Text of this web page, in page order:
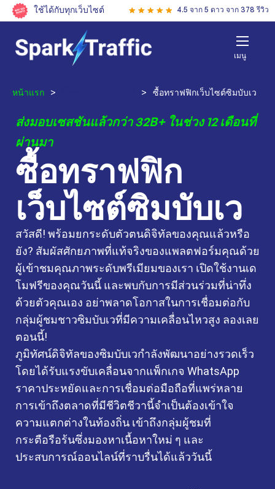
ใช้ได้กับทุกเว็บไซต์ 4.5 จาก 5 ดาว จาก 378 รีวิว
เมนู
หน้าแรก > > ซื้อทราฟฟิกเว็บไซต์ซิมบับเว
ส่งมอบเซสชันแล้วกว่า 32B+ ในช่วง 12 เดือนที่
ผ่านมา
ซื้อทราฟฟิก
เว็บไซต์ซิมบับเว
สวัสดี! พร้อมยกระดับตัวตนดิจิทัลของคุณแล้วหรือ
ยัง? สัมผัสศักยภาพที่แท้จริงของแพลตฟอร์มคุณด้วย
ผู้เข้าชมคุณภาพระดับพรีเมียมของเรา เปิดใช้งานเด
โมฟรีของคุณวันนี้ และพบกับการมีส่วนร่วมที่น่าทึ่ง
ด้วยตัวคุณเอง อย่าพลาดโอกาสในการเชื่อมต่อกับ
กลุ่มผู้ชมชาวซิมบับเวที่มีความเคลื่อนไหวสูง ลองเลย
ตอนนี้!
ภูมิทัศน์ดิจิทัลของซิมบับเวกำลังพัฒนาอย่างรวดเร็ว
โดยได้รับแรงขับเคลื่อนจากแพ็กเกจ WhatsApp
ราคาประหยัดและการเชื่อมต่อมือถือที่แพร่หลาย
การเข้าถึงตลาดที่มีชีวิตชีวานี้จำเป็นต้องเข้าใจ
ความแตกต่างในท้องถิ่น เข้าถึงกลุ่มผู้ชมที่
กระตือรือร้นซึ่งมองหาเนื้อหาใหม่ ๆ และ
ประสบการณ์ออนไลน์ที่ราบรื่นได้แล้ววันนี้